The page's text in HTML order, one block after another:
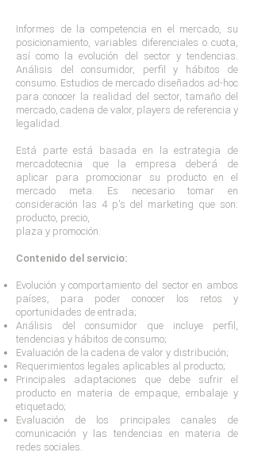
Informes de la competencia en el mercado, su
posicionamiento, variables diferenciales o cuota,
así como la evolución del sector y tendencias.
Análisis del consumidor, perfil y hábitos de
consumo. Estudios de mercado diseñados ad-hoc
para conocer la realidad del sector, tamaño del
mercado, cadena de valor, players de referencia y
legalidad.
Está parte está basada en la estrategia de
mercadotecnia que la empresa deberá de
aplicar para promocionar su producto en el
mercado meta. Es necesario tomar en
consideración las 4 p's del marketing que son:
producto, precio,
plaza y promoción.
Contenido del servicio:
Evolución y comportamiento del sector en ambos
países, para poder conocer los retos y
oportunidades de entrada;
Análisis del consumidor que incluye perfil,
tendencias y hábitos de consumo;
Evaluación de la cadena de valor y distribución;
Requerimientos legales aplicables al producto;
Principales adaptaciones que debe sufrir el
producto en materia de empaque, embalaje y
etiquetado;
Evaluación de los principales canales de
comunicación y las tendencias en materia de
redes sociales.